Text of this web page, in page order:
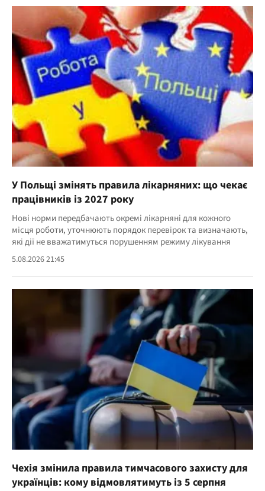
У Польщі змінять правила лікарняних: що чекає
працівників із 2027 року
Нові норми передбачають окремі лікарняні для кожного
місця роботи, уточнюють порядок перевірок та визначають,
які дії не вважатимуться порушенням режиму лікування
5.08.2026 21:45
Чехія змінила правила тимчасового захисту для
українців: кому відмовлятимуть із 5 серпня